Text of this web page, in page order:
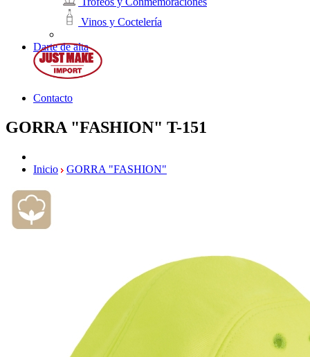
Vinos y Coctelería
Darte de alta
Contacto
GORRA "FASHION" T-151
Inicio GORRA "FASHION"